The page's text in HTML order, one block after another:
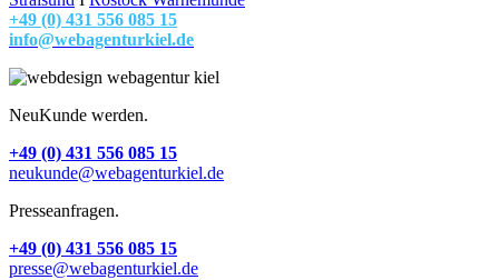
+49 (0) 431 556 085 15
info@webagenturkiel.de
NeuKunde werden.
+49 (0) 431 556 085 15
neukunde@webagenturkiel.de
Presseanfragen.
+49 (0) 431 556 085 15
presse@webagenturkiel.de